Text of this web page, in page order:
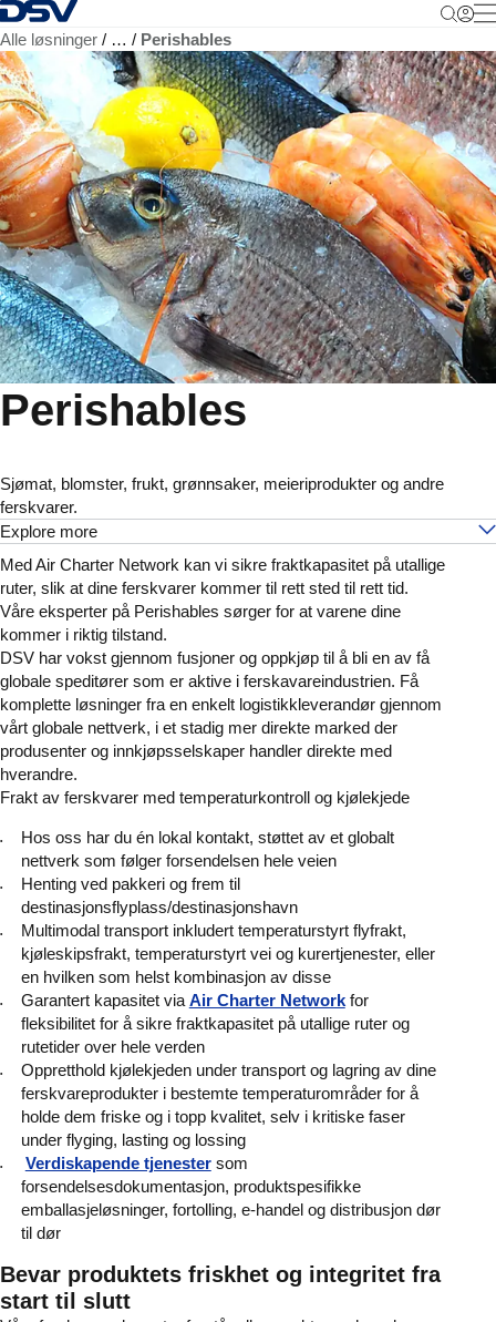
Tilbake til hjemmesiden
Alle løsninger … Perishables
Perishables
Sjømat, blomster, frukt, grønnsaker, meieriprodukter og andre
ferskvarer.
Explore more
Med Air Charter Network kan vi sikre fraktkapasitet på utallige
ruter, slik at dine ferskvarer kommer til rett sted til rett tid.
Våre eksperter på Perishables sørger for at varene dine
kommer i riktig tilstand.
DSV har vokst gjennom fusjoner og oppkjøp til å bli en av få
globale speditører som er aktive i ferskavareindustrien. Få
komplette løsninger fra en enkelt logistikkleverandør gjennom
vårt globale nettverk, i et stadig mer direkte marked der
produsenter og innkjøpsselskaper handler direkte med
hverandre.
Frakt av ferskvarer med temperaturkontroll og kjølekjede
Hos oss har du én lokal kontakt, støttet av et globalt
nettverk som følger forsendelsen hele veien
Henting ved pakkeri og frem til
destinasjonsflyplass/destinasjonshavn
Multimodal transport inkludert temperaturstyrt flyfrakt,
kjøleskipsfrakt, temperaturstyrt vei og kurertjenester, eller
en hvilken som helst kombinasjon av disse
Garantert kapasitet via Air Charter Networkfor
fleksibilitet for å sikre fraktkapasitet på utallige ruter og
rutetider over hele verden
Oppretthold kjølekjeden under transport og lagring av dine
ferskvareprodukter i bestemte temperaturområder for å
holde dem friske og i topp kvalitet, selv i kritiske faser
under flyging, lasting og lossing
Verdiskapende tjenestersom
forsendelsesdokumentasjon, produktspesifikke
emballasjeløsninger, fortolling, e-handel og distribusjon dør
til dør
Bevar produktets friskhet og integritet fra
start til slutt